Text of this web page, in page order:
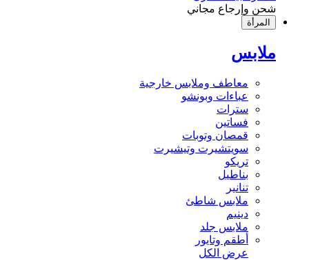
شحن وإرجاع مجاني
المرأة
ملابس
معاطف وملابس خارجية
عباءات وبونشو
سترات
فساتين
قمصان وتوبات
سويتشيرت وتيشيرت
تريكو
بناطيل
تنانير
ملابس شاطئ
دينيم
ملابس جلد
أطقم وتايور
عرض الكل